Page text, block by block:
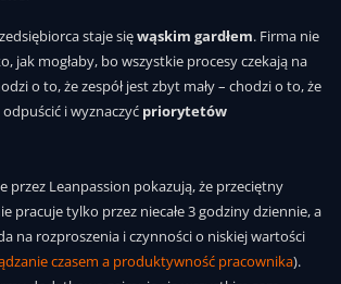
staje sięwąskim gardłem. Firma nie
jak mogłaby, bo wszystkie procesy czekają na
o to, że zespół jest zbyt mały – chodzi o to, że
i wyznaczyć priorytetów
przez Leanpassion pokazują, że przeciętny
pracuje tylko przez niecałe 3 godziny dziennie, a
na rozproszenia i czynności o niskiej wartości
czasem a produktywność pracownika).